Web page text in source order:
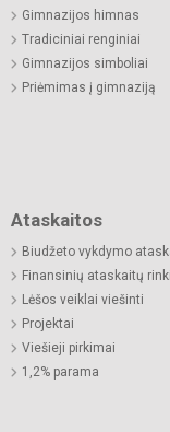
Gimnazijos himnas
Tradiciniai renginiai
Gimnazijos simboliai
Priėmimas į gimnaziją
Ataskaitos
Biudžeto vykdymo
Finansinių ataskaitų
Lėšos veiklai viešinti
Projektai
Viešieji pirkimai
1,2% parama